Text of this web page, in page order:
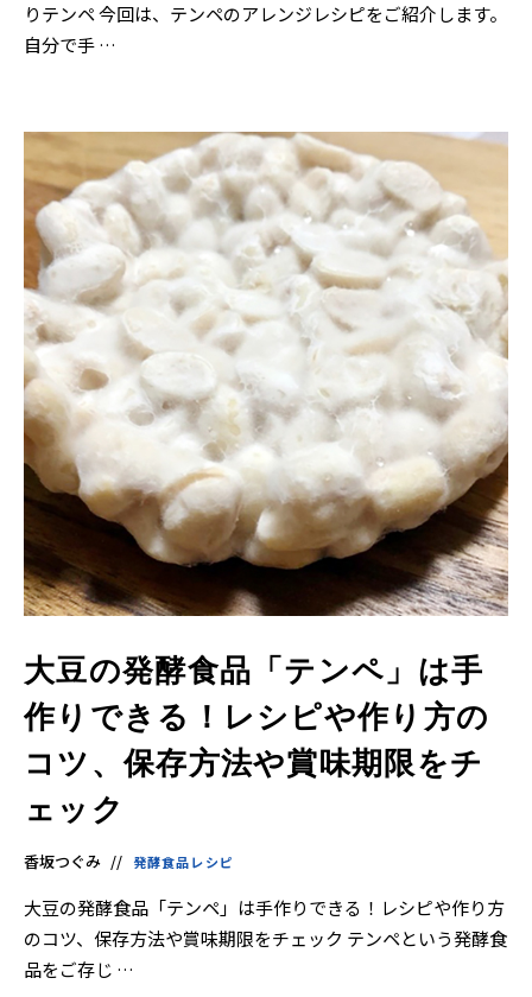
りテンペ 今回は、テンペのアレンジレシピをご紹介します。
自分で手 …
大豆の発酵食品「テンペ」は手
作りできる！レシピや作り方の
コツ、保存方法や賞味期限をチ
ェック
香坂つぐみ 発酵食品レシピ
大豆の発酵食品「テンペ」は手作りできる！レシピや作り方
のコツ、保存方法や賞味期限をチェック テンペという発酵食
品をご存じ …